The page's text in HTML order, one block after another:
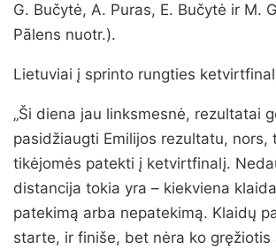
G. Bučytė, A. Puras, E. Bučytė ir M.
Pālens nuotr.).
Lietuviai į sprinto rungties
„Ši diena jau linksmesnė, rezultatai
pasidžiaugti Emilijos rezultatu, nors,
tikėjomės patekti į ketvirtfinalį.
distancija tokia yra – kiekviena
patekimą arba nepatekimą. Klaidų
starte, ir finiše, bet nėra ko gręžiotis